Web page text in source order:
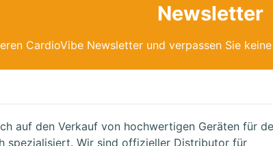
Newsletter
CardioVibe Newsletter und verpassen Sie
auf den Verkauf von hochwertigen Geräten für
spezialisiert. Wir sind offizieller Distributor für